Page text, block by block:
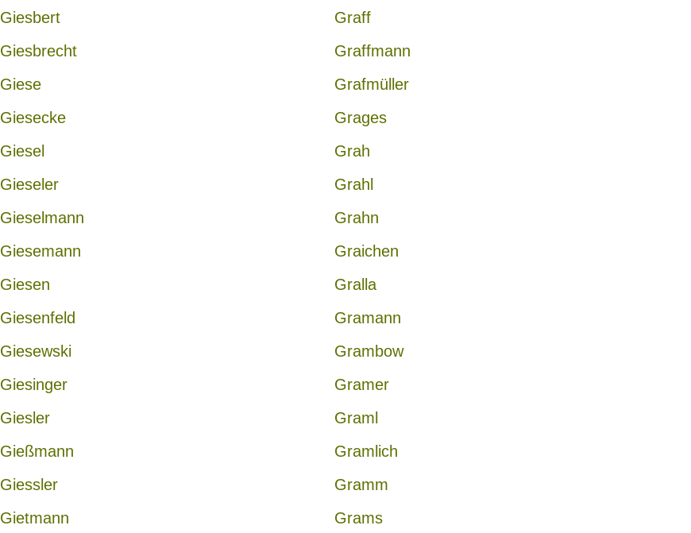
Giesbert
Giesbrecht
Giese
Giesecke
Giesel
Gieseler
Gieselmann
Giesemann
Giesen
Giesenfeld
Giesewski
Giesinger
Giesler
Gießmann
Giessler
Gietmann
Graff
Graffmann
Grafmüller
Grages
Grah
Grahl
Grahn
Graichen
Gralla
Gramann
Grambow
Gramer
Graml
Gramlich
Gramm
Grams